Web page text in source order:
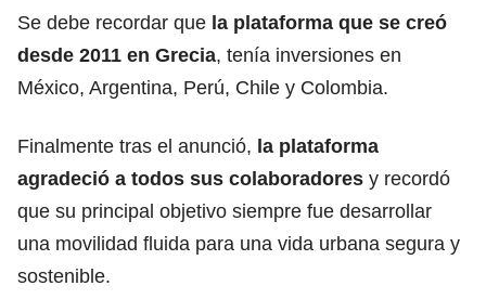
Se debe recordar que la plataforma que se creó
desde 2011 en Grecia, tenía inversiones en
México, Argentina, Perú, Chile y Colombia.
Finalmente tras el anunció, la plataforma
agradeció a todos sus colaboradores y recordó
que su principal objetivo siempre fue desarrollar
una movilidad fluida para una vida urbana segura y
sostenible.